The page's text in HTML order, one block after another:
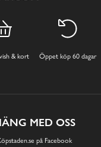
& kort Öppet köp 60 dagar
MED OSS
på Facebook